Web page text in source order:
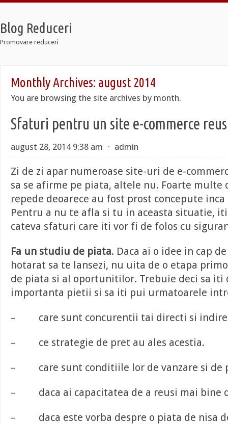
Blog Reduceri
Promovare reduceri
Taxi
7
Monthly Archives: august 2014
You are browsing the site archives by month.
Sfaturi pentru un site e-commerce
august 28, 2014 9:38 am ⋅ admin
Zi de zi apar numeroase site-uri de e-
sa se afirme pe piata, altele nu. Foarte multe
repede deoarece au fost prost concepute
Pentru a nu te afla si tu in aceasta situatie,
cateva sfaturi care iti vor fi de folos cu
Fa un studiu de piata. Daca ai o idee in cap
hotarat sa te lansezi, nu uita de o etapa
de piata si al oportunitilor. Trebuie deci sa iti
importanta pietii si sa iti pui urmatoarele
– care sunt concurentii tai directi si
– ce strategie de pret au ales acestia.
– care sunt conditiile lor de vanzare si de
– daca ai capacitatea de a reusi mai bine
– daca este vorba despre o piata de nisa